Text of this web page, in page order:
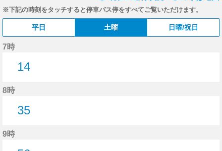
※下記の時刻をタッチすると停車バス停をすべてご覧いただけます。
平日 土曜 日曜/祝日
7時
14
8時
35
9時